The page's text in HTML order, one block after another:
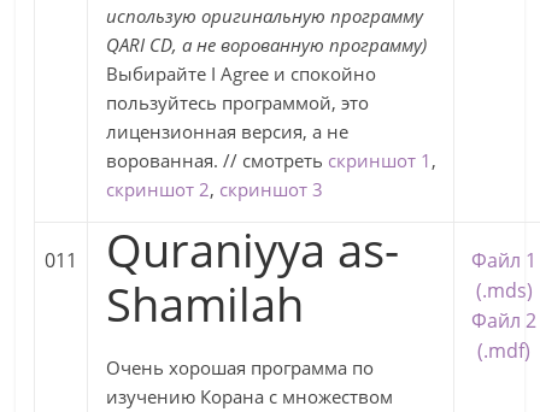
использую оригинальную программу
QARI CD, а не ворованную программу)
Выбирайте I Agree и спокойно
пользуйтесь программой, это
лицензионная версия, а не
ворованная. // смотреть скриншот 1 ,
скриншот 2, скриншот 3
011
Quraniyya as-
Shamilah
Очень хорошая программа по
изучению Корана с множеством
Файл 1
(.mds)
Файл 2
(.mdf)